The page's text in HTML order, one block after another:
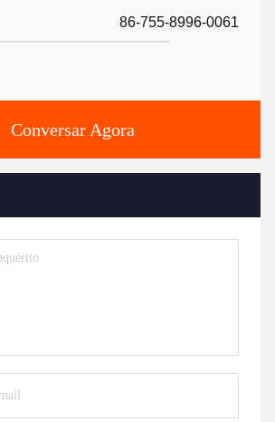
86-755-8996-0061
Conversar Agora